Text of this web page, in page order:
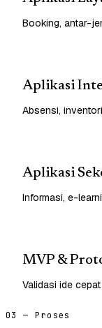
Booking, antar-
Aplikasi
Absensi,
Aplikasi
Informasi, e-
MVP &
Validasi ide
03 — Proses